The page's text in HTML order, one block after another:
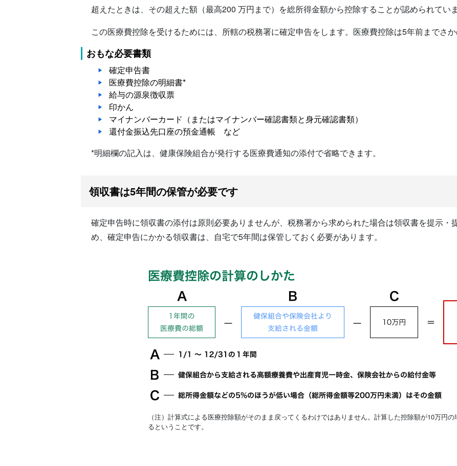
超えたときは、その超えた額（最高200 万円まで）を総所得金額から控除することが認められていま
この医療費控除を受けるためには、所轄の税務署に確定申告をします。医療費控除は5年前までさか
おもな必要書類
確定申告書
医療費控除の明細書*
給与の源泉徴収票
印かん
マイナンバーカード（またはマイナンバー確認書類と身元確認書類）
還付金振込先口座の預金通帳 など
*明細欄の記入は、健康保険組合が発行する医療費通知の添付で省略できます。
領収書は5年間の保管が必要です
確定申告時に領収書の添付は原則必要ありませんが、税務署から求められた場合は領収書を提示・
め、確定申告にかかる領収書は、自宅で5年間は保管しておく必要があります。
（注）計算式による医療控除額がそのまま戻ってくるわけではありません。計算した控除額が10万円
るということです。